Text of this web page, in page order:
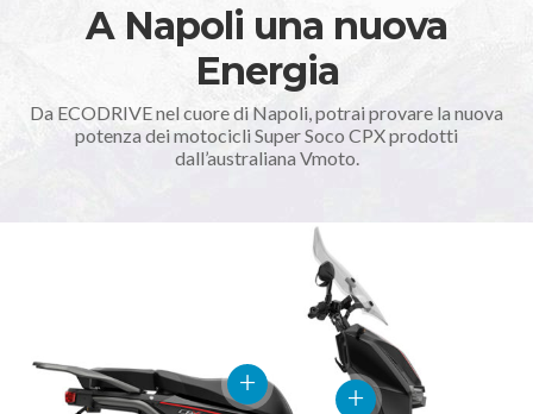
A Napoli una nuova
Energia
Da ECODRIVE nel cuore di Napoli, potrai provare la nuova
potenza dei motocicli Super Soco CPX prodotti
dall’australiana Vmoto.